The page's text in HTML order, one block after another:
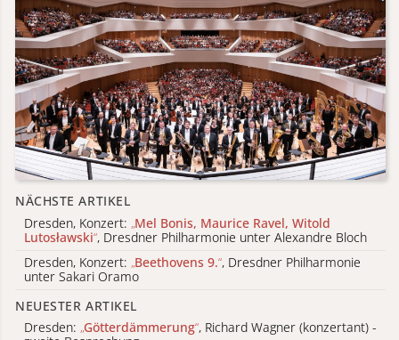
NÄCHSTE ARTIKEL
Dresden, Konzert: „Mel Bonis, Maurice Ravel, Witold
Lutosławski“, Dresdner Philharmonie unter Alexandre Bloch
Dresden, Konzert: „Beethovens 9.“, Dresdner Philharmonie
unter Sakari Oramo
NEUESTER ARTIKEL
Dresden: „Götterdämmerung“, Richard Wagner (konzertant) -